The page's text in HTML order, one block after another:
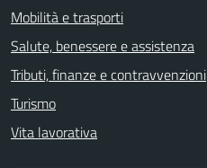
Mobilità e trasporti
Salute, benessere e assistenza
Tributi, finanze e contravvenzioni
Turismo
Vita lavorativa